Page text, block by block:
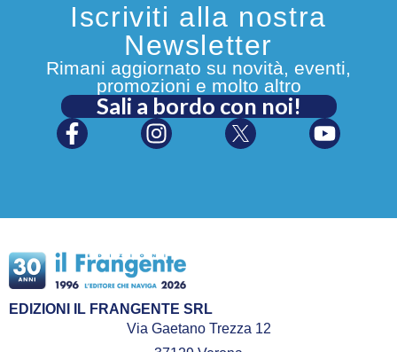
Iscriviti alla nostra
Newsletter
Rimani aggiornato su novità, eventi,
promozioni e molto altro
Sali a bordo con noi!
EDIZIONI IL FRANGENTE SRL
Via Gaetano Trezza 12